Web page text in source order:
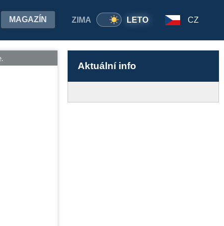
ZIMA LETO
MAGAZÍN CZ
Aktuální info